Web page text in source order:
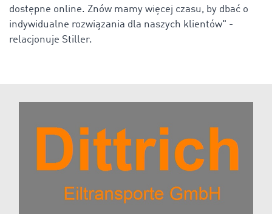
dostępne online. Znów mamy więcej czasu, by dbać o
indywidualne rozwiązania dla naszych klientów" -
relacjonuje Stiller.